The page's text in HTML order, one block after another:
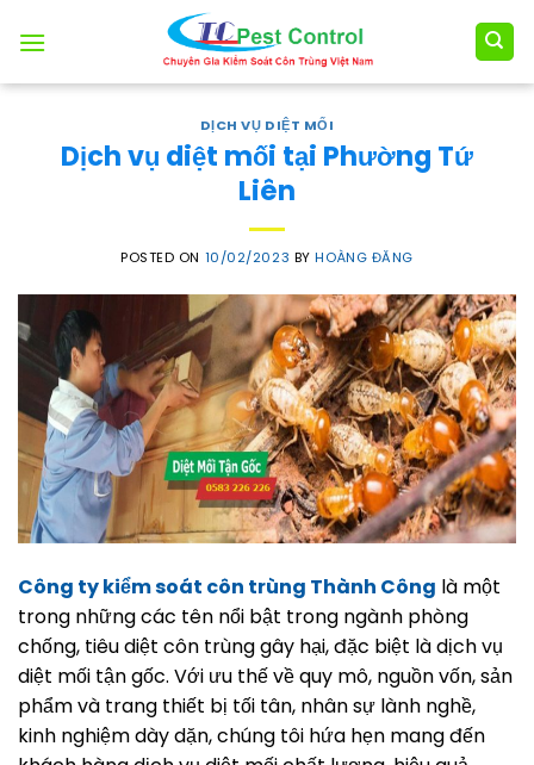
DỊCH VỤ DIỆT MỐI
Dịch vụ diệt mối tại Phường Tứ
Liên
POSTED ON 10/02/2023 BYHOÀNG ĐĂNG
Công ty kiểm soát côn trùng Thành Công là một
trong những các tên nổi bật trong ngành phòng
chống, tiêu diệt côn trùng gây hại, đặc biệt là dịch vụ
diệt mối tận gốc. Với ưu thế về quy mô, nguồn vốn, sản
phẩm và trang thiết bị tối tân, nhân sự lành nghề,
kinh nghiệm dày dặn, chúng tôi hứa hẹn mang đến